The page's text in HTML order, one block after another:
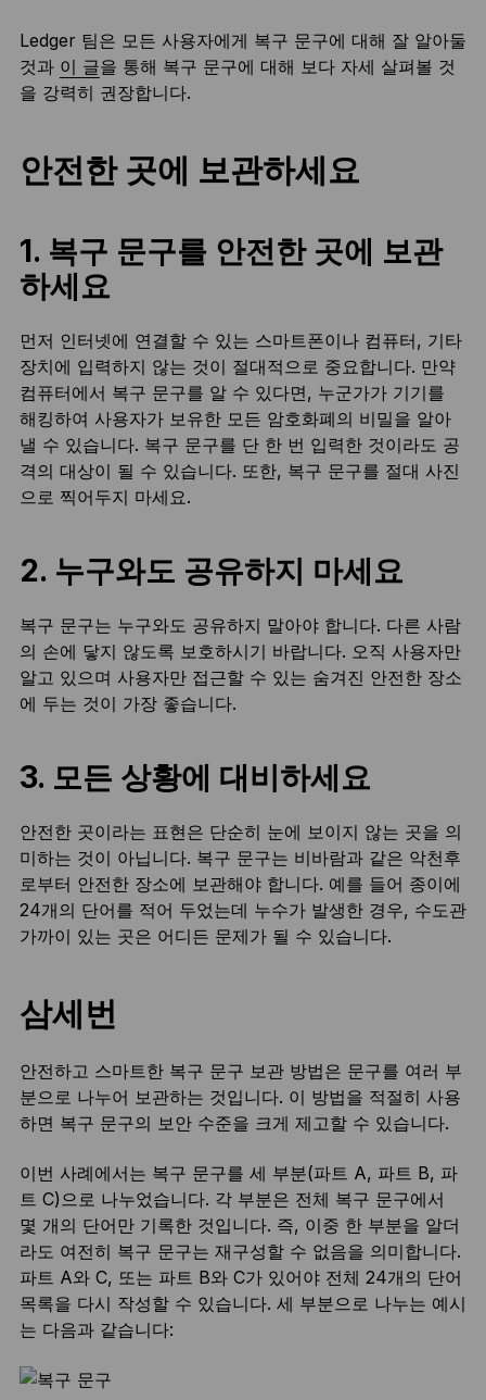
Ledger 팀은 모든 사용자에게 복구 문구에 대해 잘 알아둘
것과 이 글을 통해 복구 문구에 대해 보다 자세 살펴볼 것
을 강력히 권장합니다.
안전한 곳에 보관하세요
1. 복구 문구를 안전한 곳에 보관
하세요
먼저 인터넷에 연결할 수 있는 스마트폰이나 컴퓨터, 기타
장치에 입력하지 않는 것이 절대적으로 중요합니다. 만약
컴퓨터에서 복구 문구를 알 수 있다면, 누군가가 기기를
해킹하여 사용자가 보유한 모든 암호화폐의 비밀을 알아
낼 수 있습니다. 복구 문구를 단 한 번 입력한 것이라도 공
격의 대상이 될 수 있습니다. 또한, 복구 문구를 절대 사진
으로 찍어두지 마세요.
2. 누구와도 공유하지 마세요
복구 문구는 누구와도 공유하지 말아야 합니다. 다른 사람
의 손에 닿지 않도록 보호하시기 바랍니다. 오직 사용자만
알고 있으며 사용자만 접근할 수 있는 숨겨진 안전한 장소
에 두는 것이 가장 좋습니다.
3. 모든 상황에 대비하세요
안전한 곳이라는 표현은 단순히 눈에 보이지 않는 곳을 의
미하는 것이 아닙니다. 복구 문구는 비바람과 같은 악천후
로부터 안전한 장소에 보관해야 합니다. 예를 들어 종이에
24개의 단어를 적어 두었는데 누수가 발생한 경우, 수도관
가까이 있는 곳은 어디든 문제가 될 수 있습니다.
삼세번
안전하고 스마트한 복구 문구 보관 방법은 문구를 여러 부
분으로 나누어 보관하는 것입니다. 이 방법을 적절히 사용
하면 복구 문구의 보안 수준을 크게 제고할 수 있습니다.
이번 사례에서는 복구 문구를 세 부분(파트 A, 파트 B, 파
트 C)으로 나누었습니다. 각 부분은 전체 복구 문구에서
몇 개의 단어만 기록한 것입니다. 즉, 이중 한 부분을 알더
라도 여전히 복구 문구는 재구성할 수 없음을 의미합니다.
파트 A와 C, 또는 파트 B와 C가 있어야 전체 24개의 단어
목록을 다시 작성할 수 있습니다. 세 부분으로 나누는 예시
는 다음과 같습니다: